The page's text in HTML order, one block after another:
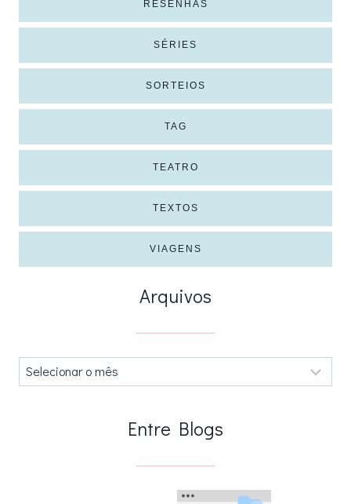
RESENHAS
SÉRIES
SORTEIOS
TAG
TEATRO
TEXTOS
VIAGENS
Arquivos
Arquivos
Entre Blogs